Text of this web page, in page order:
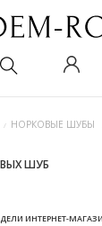
НОРКОВЫЕ ШУБЫ
ШУБ
ИНТЕРНЕТ-